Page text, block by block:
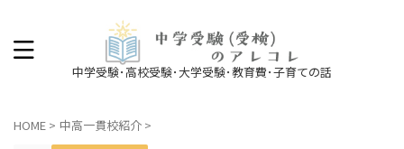
中学受験･高校受験･大学受験･教育費･子育ての話
HOME > 中高一貫校紹介 >